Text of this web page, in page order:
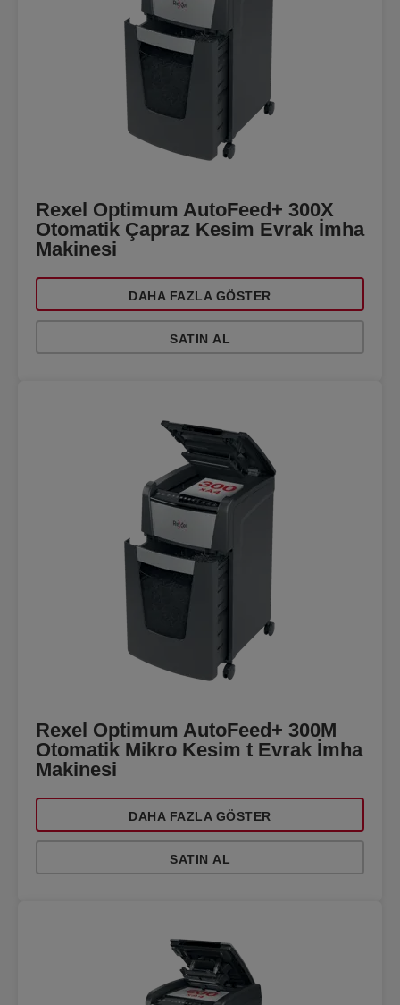
Rexel Optimum AutoFeed+ 300X
Otomatik Çapraz Kesim Evrak İmha
Makinesi
DAHA FAZLA GÖSTER
SATIN AL
Rexel Optimum AutoFeed+ 300M
Otomatik Mikro Kesim t Evrak İmha
Makinesi
DAHA FAZLA GÖSTER
SATIN AL